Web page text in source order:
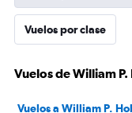
Vuelos por clase
Vuelos de William
Vuelos a William P.